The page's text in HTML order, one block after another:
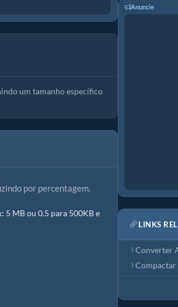
um tamanho específico
por percentagem.
5 MB ou 0.5 para 500KB e
Anuncie
LINKS
Converter
Compactar